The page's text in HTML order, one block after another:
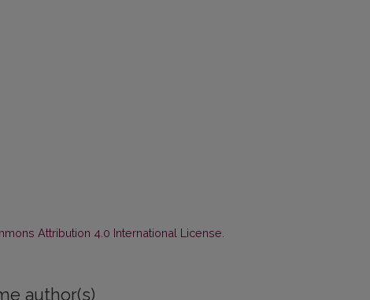
Attribution 4.0 International License
author(s)